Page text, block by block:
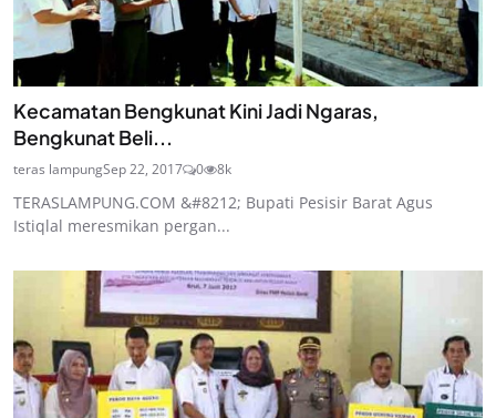
Kecamatan Bengkunat Kini Jadi Ngaras,
Bengkunat Beli...
teras lampungSep 22, 2017 0 8k
TERASLAMPUNG.COM &#8212; Bupati Pesisir Barat Agus
Istiqlal meresmikan pergan...